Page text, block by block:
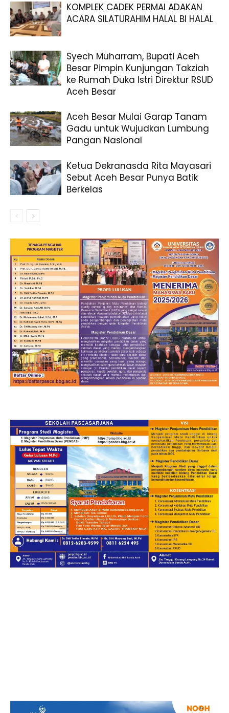
KOMPLEK CADEK PERMAI ADAKAN
ACARA SILATURAHIM HALAL BI HALAL
Syech Muharram, Bupati Aceh
Besar Pimpin Kunjungan Takziah
ke Rumah Duka Istri Direktur RSUD
Aceh Besar
Aceh Besar Mulai Garap Tanam
Gadu untuk Wujudkan Lumbung
Pangan Nasional
Ketua Dekranasda Rita Mayasari
Sebut Aceh Besar Punya Batik
Berkelas